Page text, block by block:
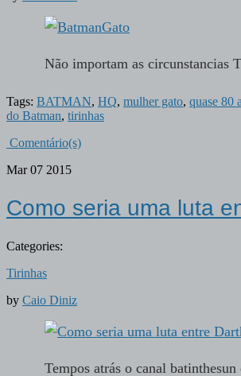
Não importam as circunstancias
Tags: BATMAN, HQ, mulher gato, quase 80
do Batman, tirinhas
Comentário(s)
Mar 07 2015
Como seria uma luta
Categories:
Tirinhas
by Caio Diniz
Tempos atrás o canal